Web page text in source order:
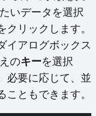
いデータを選択
クリックします。
イアログボックス
のキーを選択
必要に応じて、並
ともできます。